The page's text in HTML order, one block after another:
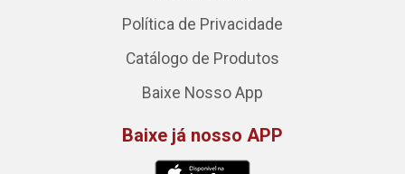
Política de Privacidade
Catálogo de Produtos
Baixe Nosso App
Baixe já nosso APP